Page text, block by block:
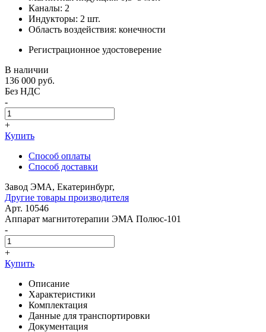
Каналы: 2
Индукторы: 2 шт.
Область воздействия: конечности
Регистрационное удостоверение
В наличии
136 000 руб.
Без НДС
-
+
Купить
Способ оплаты
Способ доставки
Завод ЭМА, Екатеринбург,
Другие товары производителя
Арт. 10546
Аппарат магнитотерапии ЭМА Полюс-101
-
+
Купить
Описание
Характеристики
Комплектация
Данные для транспортировки
Документация